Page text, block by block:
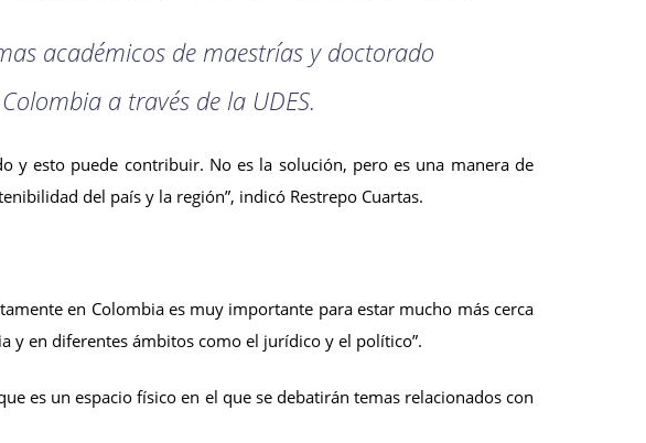
académicos de maestrías y doctorado
a través de la UDES.
y esto puede contribuir. No es la solución, pero es una manera de
del país y la región”, indicó Restrepo Cuartas.
en Colombia es muy importante para estar mucho más cerca
y en diferentes ámbitos como el jurídico y el político”.
es un espacio físico en el que se debatirán temas relacionados con